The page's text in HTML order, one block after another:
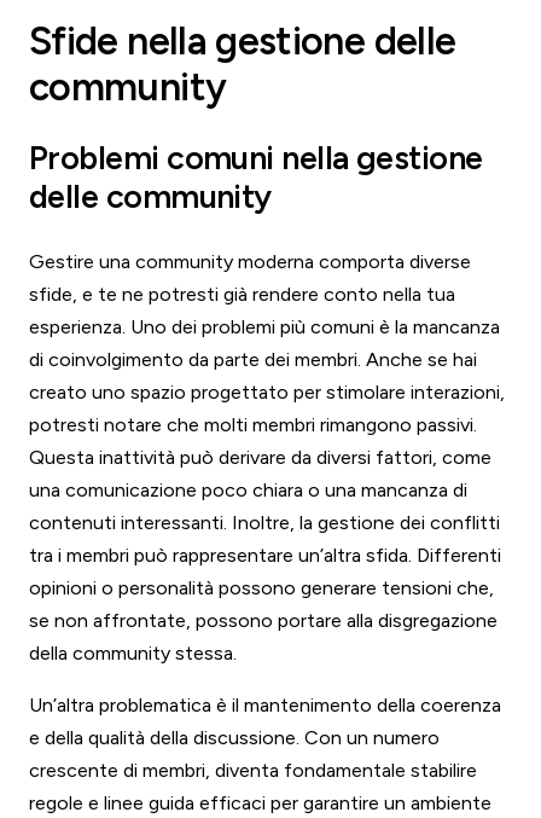
Sfide nella gestione delle
community
Problemi comuni nella gestione
delle community
Gestire una community moderna comporta diverse
sfide, e te ne potresti già rendere conto nella tua
esperienza. Uno dei problemi più comuni è la mancanza
di coinvolgimento da parte dei membri. Anche se hai
creato uno spazio progettato per stimolare interazioni,
potresti notare che molti membri rimangono passivi.
Questa inattività può derivare da diversi fattori, come
una comunicazione poco chiara o una mancanza di
contenuti interessanti. Inoltre, la gestione dei conflitti
tra i membri può rappresentare un’altra sfida. Differenti
opinioni o personalità possono generare tensioni che,
se non affrontate, possono portare alla disgregazione
della community stessa.
Un’altra problematica è il mantenimento della coerenza
e della qualità della discussione. Con un numero
crescente di membri, diventa fondamentale stabilire
regole e linee guida efficaci per garantire un ambiente